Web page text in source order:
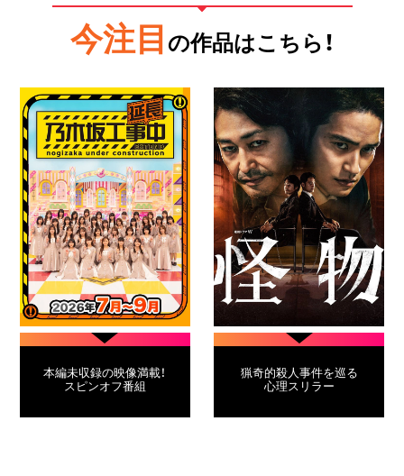
今注目 の作品はこちら！
本編未収録の映像満載！
スピンオフ番組
猟奇的殺人事件を巡る
心理スリラー